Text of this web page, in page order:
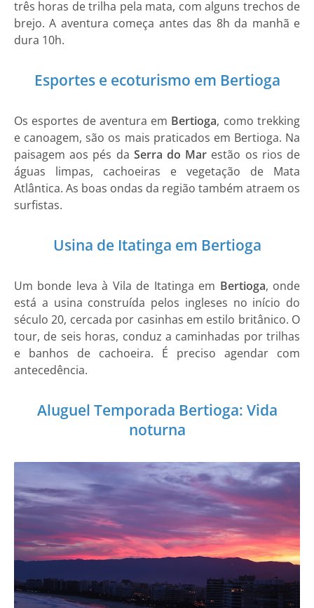
três horas de trilha pela mata, com alguns trechos de
brejo. A aventura começa antes das 8h da manhã e
dura 10h.
Esportes e ecoturismo em Bertioga
Os esportes de aventura em Bertioga, como trekking
e canoagem, são os mais praticados em Bertioga. Na
paisagem aos pés da Serra do Mar estão os rios de
águas limpas, cachoeiras e vegetação de Mata
Atlântica. As boas ondas da região também atraem os
surfistas.
Usina de Itatinga em Bertioga
Um bonde leva à Vila de Itatinga em Bertioga, onde
está a usina construída pelos ingleses no início do
século 20, cercada por casinhas em estilo britânico. O
tour, de seis horas, conduz a caminhadas por trilhas
e banhos de cachoeira. É preciso agendar com
antecedência.
Aluguel Temporada Bertioga: Vida
noturna